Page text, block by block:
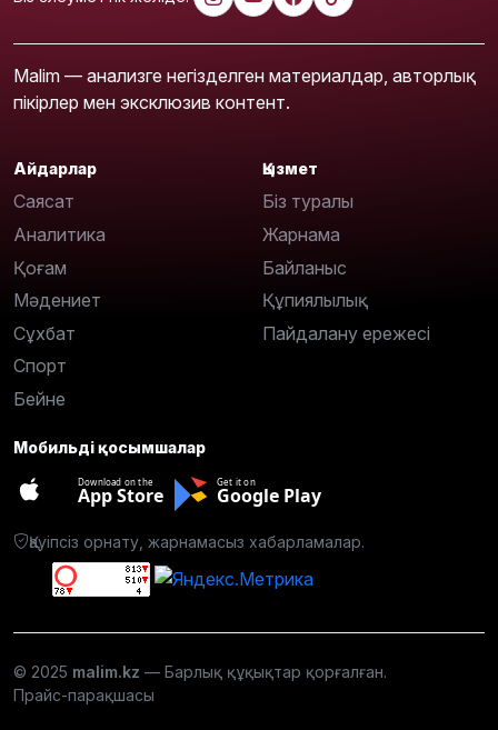
Malim — анализге негізделген материалдар, авторлық
пікірлер мен эксклюзив контент.
Айдарлар
Саясат
Аналитика
Қоғам
Мәдениет
Сұхбат
Спорт
Бейне
Қызмет
Біз туралы
Жарнама
Байланыс
Құпиялылық
Пайдалану ережесі
Мобильді қосымшалар
Download on the
App Store
Get it on
Google Play
Қауіпсіз орнату, жарнамасыз хабарламалар.
© 2025 malim.kz — Барлық құқықтар қорғалған.
Прайс-парақшасы